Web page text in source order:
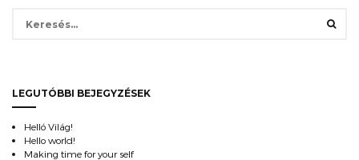
LEGUTÓBBI BEJEGYZÉSEK
Helló Világ!
Hello world!
Making time for your self